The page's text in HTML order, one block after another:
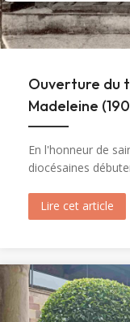
Ouverture du
Madeleine
En l'honneur de
diocésaines
Lire cet article